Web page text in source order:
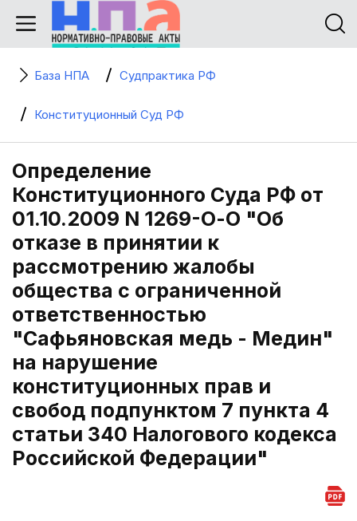
База НПА Судпрактика РФ
Конституционный Суд РФ
Определение
Конституционного Суда РФ от
01.10.2009 N 1269-О-О "Об
отказе в принятии к
рассмотрению жалобы
общества с ограниченной
ответственностью
"Сафьяновская медь - Медин"
на нарушение
конституционных прав и
свобод подпунктом 7 пункта 4
статьи 340 Налогового кодекса
Российской Федерации"